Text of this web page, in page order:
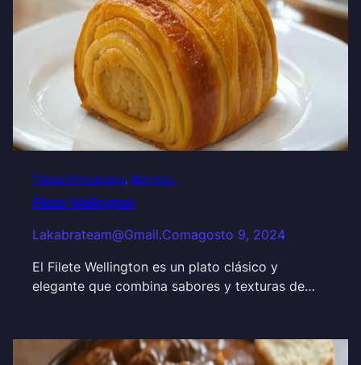
Platos Principales, Recetas
Filete Wellington
Lakabrateam@gmail.comagosto 9, 2024
El Filete Wellington es un plato clásico y
elegante que combina sabores y texturas de…